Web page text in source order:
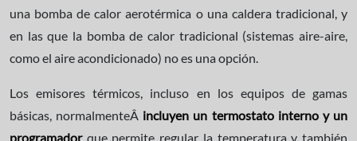
una bomba de calor aerotérmica o una caldera tradicional, y
en las que la bomba de calor tradicional (sistemas aire-aire,
como el aire acondicionado) no es una opción.
Los emisores térmicos, incluso en los equipos de gamas
básicas, normalmenteÂ incluyen un termostato interno y un
programadorque permite regular la temperatura y también